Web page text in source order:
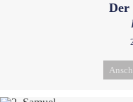
Der